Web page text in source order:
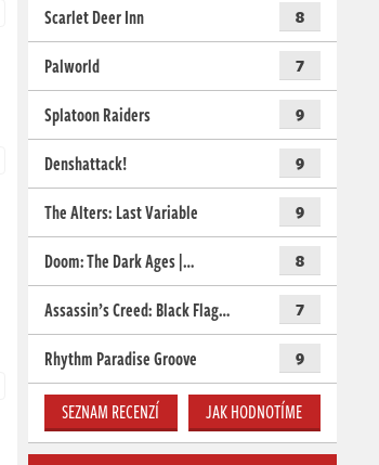
Scarlet Deer Inn
8
Palworld 7
Splatoon Raiders 9
Denshattack! 9
The Alters: Last Variable 9
Doom: The Dark Ages |… 8
Assassin’s Creed: Black Flag… 7
Rhythm Paradise Groove 9
SEZNAM RECENZÍ JAK HODNOTÍME